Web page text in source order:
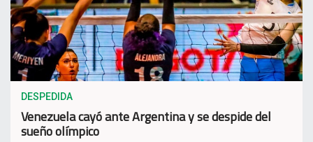
DESPEDIDA
Venezuela cayó ante Argentina y se despide del
sueño olímpico